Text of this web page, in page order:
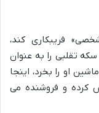
فریبکاری کند،
تقلبی را به عنوان
او را بخرد، اینجا
و فروشنده می